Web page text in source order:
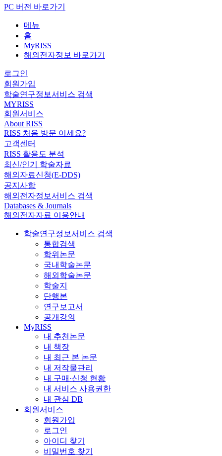
PC 버전 바로가기
메뉴
홈
MyRISS
해외전자정보 바로가기
로그인
회원가입
학술연구정보서비스 검색
MYRISS
회원서비스
About RISS
RISS 처음 방문 이세요?
고객센터
RISS 활용도 분석
최신/인기 학술자료
해외자료신청(E-DDS)
공지사항
해외전자정보서비스 검색
Databases & Journals
해외전자자료 이용안내
학술연구정보서비스 검색
통합검색
학위논문
국내학술논문
해외학술논문
학술지
단행본
연구보고서
공개강의
MyRISS
내 추천논문
내 책장
내 최근 본 논문
내 저작물관리
내 구매·신청 현황
내 서비스 사용권한
내 관심 DB
회원서비스
회원가입
로그인
아이디 찾기
비밀번호 찾기